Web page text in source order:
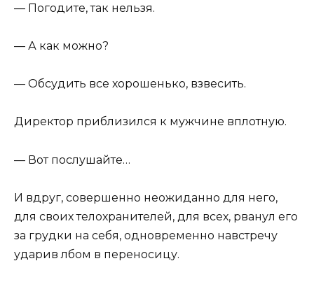
— Погодите, так нельзя.
— А как можно?
— Обсудить все хорошенько, взвесить.
Директор приблизился к мужчине вплотную.
— Вот послушайте…
И вдруг, совершенно неожиданно для него,
для своих телохранителей, для всех, рванул его
за грудки на себя, одновременно навстречу
ударив лбом в переносицу.